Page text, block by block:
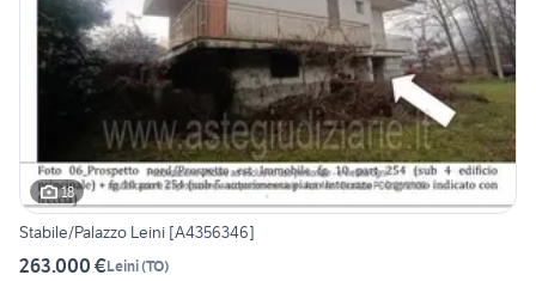
18
Stabile/Palazzo Leini [A4356346]
263.000 €Leini(TO)